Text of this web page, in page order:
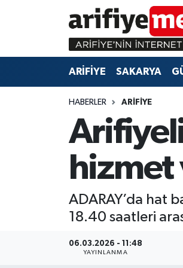
ARİFİYE SAKARYA
HABERLER ARİFİYE
ADARAY’da hat
18.40 saatleri
06.03.2026 - 11:48
YAYINLANMA
SAKARYA
GÜNDEM
EKONOMİ
GÜNDEM
EĞİTİM
EKONOMİ
Sakarya Hava Durumu
Sakarya Namaz Vakitleri
Sakarya Trafik Yoğunluk Haritası
Süper Lig Puan Durumu ve
Tüm Manşetler
Son Dakika Haberleri